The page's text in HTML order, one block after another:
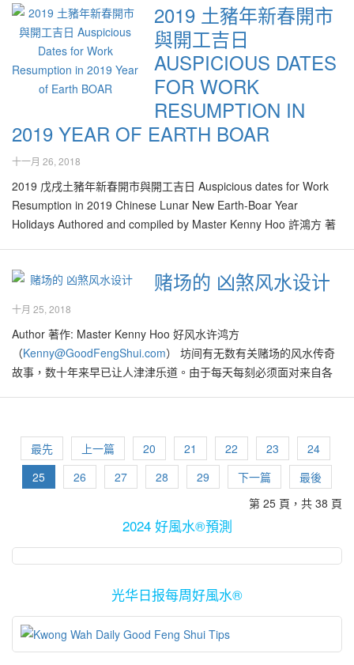
人升官又发财！ 一如往年，好风水特别挑选出一系列的猪年开工旺
日与吉时，供大家开市或开工： 8-2-2019 正月初四 （五）（肖马
忌用）最佳开工时段： 1pm-3pm 未时，5pm-7pm 酉时 11-2-2019
正月初七（一）（肖鸡忌用）最佳开工时段： 11am-1pm 午时，
1pm-3pm 未时 12-2-2019 正月初八（二）（肖狗忌用）最佳开工
时段： 1pm-3pm 未时 14-2-2019 正月初十（四）（肖鼠忌用）最
佳开工时段： 1pm-3pm 未时 18-2-2019 正月十四（一）（肖龙忌
正月十六（三）（肖马忌用）最佳开工时段： 7am-9am 辰时 22-2-
2019 正月十八（五）（肖猴忌用）最佳开工时段： 7am-9am 辰
时，1pm-3pm 未时 人生本来就有无数能做选择的机会，就好像上
述各种良辰吉日，大家选择使用来开工，至少能够得到个好彩头，
多，容易令人眼花缭乱。流年生肖运程书的出发点其实是好的，目
生的旅途上如果能够趋吉避凶，凡事必定顺心顺意！ 为求安心，不
少人为了确认各家各派对自己或家人生肖的预测，都会买下不同师
傅的流年运程书互相对照，希望去芜存菁后，能够配搭出认为最适
合自己的一套，以期帮助自己与家人趋吉避凶。 一般稍懂命理的人
多认为在2019的乙亥土猪年里，最好的生肖是属兔、羊、虎；这是
皆顺利，财运亨通，健康如意！可是有不少人心存疑虑，难道同年
出生的老同学、老朋友，都在一整年里，都将有相似的生活经历或
未来运势吗？有人甚至继续怀疑，难道其他冲、犯、刑、害流年太
岁，如生肖属蛇、猴、猪等生肖的人，在2019年里一定会厄运连连
吗？ 其实在每一年里，同样年龄的人虽然生肖一样，但由于诞生在
不同的日期与时间，因此大家的八字里的天干地支组合都所不同，
因此都将会在该流年里经历与他人不太一样的人生经验。难怪一些
生肖流年运程的论述，只是迷信加唯恐天下不乱的人所写的谬论！
流年对个人运势的影响，当然不能完全以只占百分之12到15比重的
12生肖之趋势来作绝对性的判断或预测，然而其潜在的吉与凶之影
2019 土豬年新春開市
與開工吉日
AUSPICIOUS DATES
FOR WORK
RESUMPTION IN
2019 YEAR OF EARTH BOAR
十一月 26, 2018
2019 戊戌土豬年新春開市與開工吉日 Auspicious dates for Work
Resumption in 2019 Chinese Lunar New Earth-Boar Year
Holidays Authored and compiled by Master Kenny Hoo 許鴻方 著
春假期作计划，与家人亲友等相聚，叙旧，话当年，计划未来！ 新
吉气，以让生意滚滚而来，升官发财。一如往年，好风水选出一系
列的吉日，供大家开市或开工。 Plan for your 2019 Chinese Lunar
New Year holidays? To resume work on specific…
赌场的 凶煞风水设计
十月 25, 2018
Author 著作: Master Kenny Hoo 好风水许鸿方
（Kenny@GoodFengShui.com） 坊间有无数有关赌场的风水传奇
故事，数十年来早已让人津津乐道。由于每天每刻必须面对来自各
美国股市也开始插水了！这样的局面似乎应验美国在来年可能有股
市大调整的预言。世界各地的经济学家在此刻皆看淡明年的全球市
场，近期马币也继续贬值间接导致各种商品价格高企不下，在薪水
无法提高的当下，众人的购买能力当然也大大下降了，商家们也跟
着叫苦连天！ 在前路茫茫的当儿，一些面对金钱周转不灵的人甚至
为可能永无翻身的机会了！一些想要找快钱，并且想在短期里甚至
“捞回一笔”。有者用手上有不急用的储蓄做赌本，有的则借贷信用卡
的资金，也有一些是从亲友手中借来甚至是“骗”来的 一些人在上赌
场前，为了增强个人运势，必定找个师傅来计算一番，以便旗开得
胜、事事顺利。如他们请教师傅帮他们计算出只在那些有“禄神”、
最先 上一篇 20 21 22 23
24
25
26 27 28 29 下一篇
最後
第 25 頁，共 38 頁
2024 好風水®預測
光华日报每周好風水®